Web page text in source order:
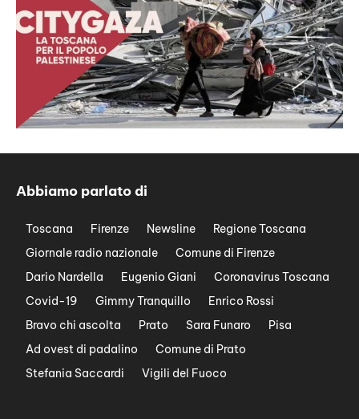
Abbiamo parlato di
Toscana Firenze Newsline
Regione Toscana
Giornale radio nazionale
Comune di Firenze
Dario Nardella
Eugenio Giani
Coronavirus Toscana
Covid-19
Gimmy Tranquillo
Enrico Rossi
Bravo chi ascolta
Prato Sara Funaro
Pisa
Ad ovest di padalino
Comune di Prato
Stefania Saccardi
Vigili del Fuoco